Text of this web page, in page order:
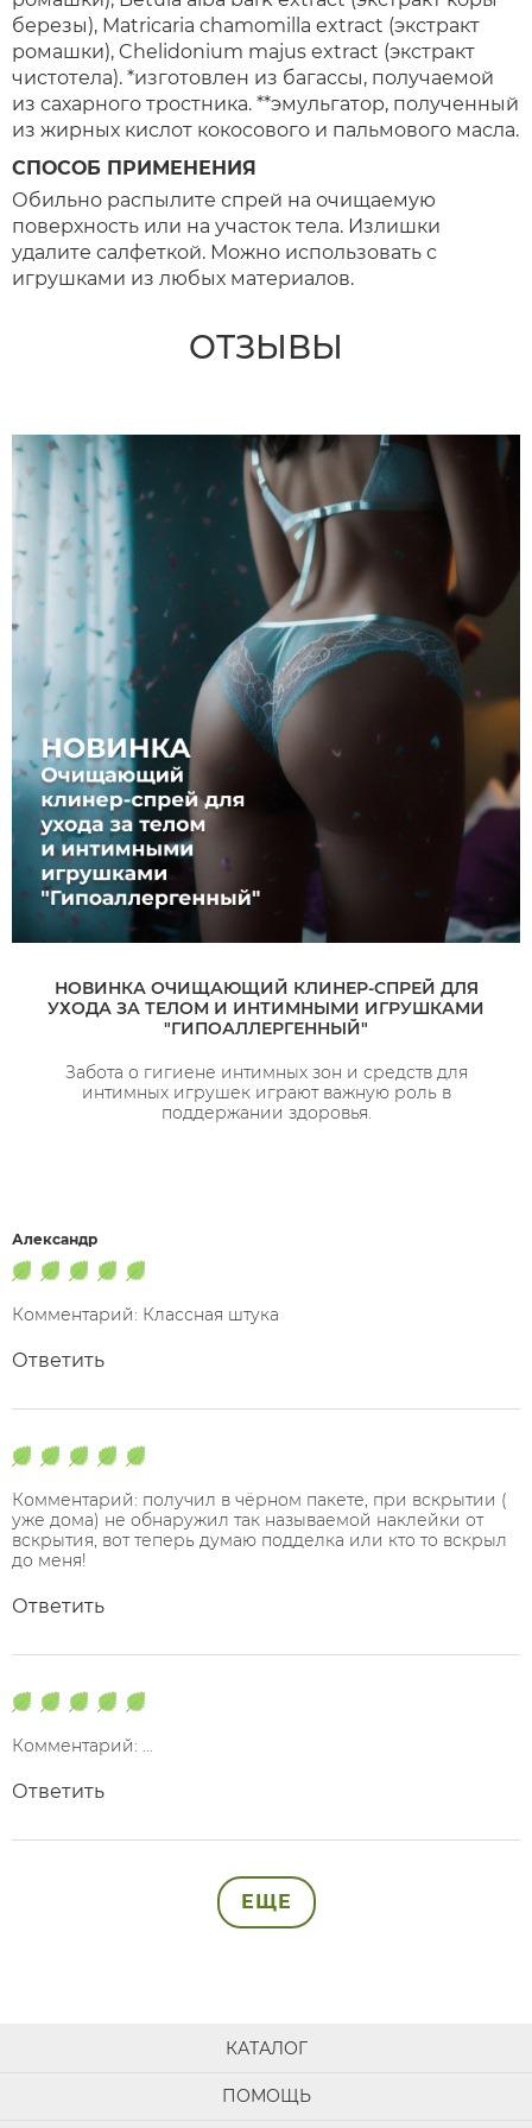
березы), Matricaria chamomilla extract (экстракт
ромашки), Chelidonium majus extract (экстракт
чистотела). *изготовлен из багассы, получаемой
из сахарного тростника. **эмульгатор, полученный
из жирных кислот кокосового и пальмового масла.
СПОСОБ ПРИМЕНЕНИЯ
Обильно распылите спрей на очищаемую
поверхность или на участок тела. Излишки
удалите салфеткой. Можно использовать с
игрушками из любых материалов.
ОТЗЫВЫ
НОВИНКА ОЧИЩАЮЩИЙ КЛИНЕР-СПРЕЙ ДЛЯ
УХОДА ЗА ТЕЛОМ И ИНТИМНЫМИ ИГРУШКАМИ
"ГИПОАЛЛЕРГЕННЫЙ"
Забота о гигиене интимных зон и средств для
интимных игрушек играют важную роль в
поддержании здоровья.
Александр
Комментарий: Классная штука
Ответить
Комментарий: получил в чёрном пакете, при вскрытии (
уже дома) не обнаружил так называемой наклейки от
вскрытия, вот теперь думаю подделка или кто то вскрыл
до меня!
Ответить
Комментарий: ...
Ответить
ЕЩЕ
КАТАЛОГ
ПОМОЩЬ